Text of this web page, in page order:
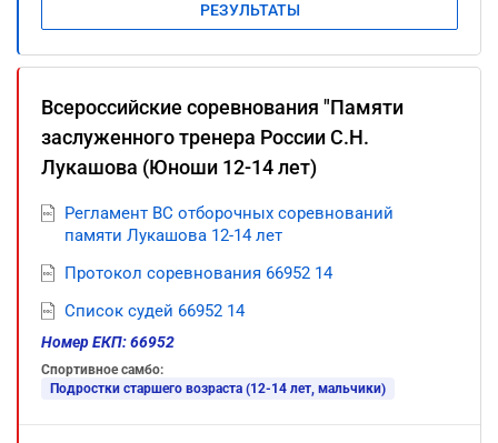
РЕЗУЛЬТАТЫ
Всероссийские соревнования "Памяти
заслуженного тренера России С.Н.
Лукашова (Юноши 12-14 лет)
Регламент ВС отборочных соревнований
памяти Лукашова 12-14 лет
Протокол соревнования 66952 14
Список судей 66952 14
Номер ЕКП: 66952
Спортивное самбо:
Подростки старшего возраста (12-14 лет, мальчики)